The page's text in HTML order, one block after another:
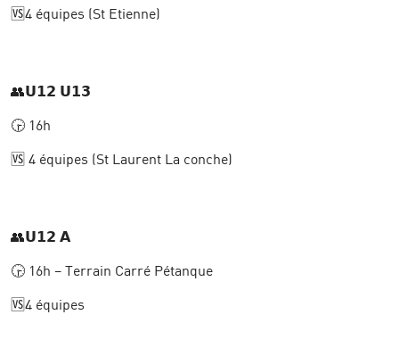
🆚4 équipes (St Etienne)
👥𝗨𝟭𝟮 𝗨𝟭𝟯
🕞 16h
🆚 4 équipes (St Laurent La conche)
👥𝗨𝟭𝟮 𝗔
🕞 16h – Terrain Carré Pétanque
🆚4 équipes